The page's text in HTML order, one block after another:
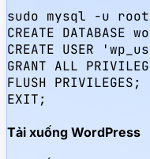
sudo mysql -u
CREATE DATABASE
CREATE USER
GRANT ALL
FLUSH PRIVILEGES;
EXIT;
Tải xuống WordPress